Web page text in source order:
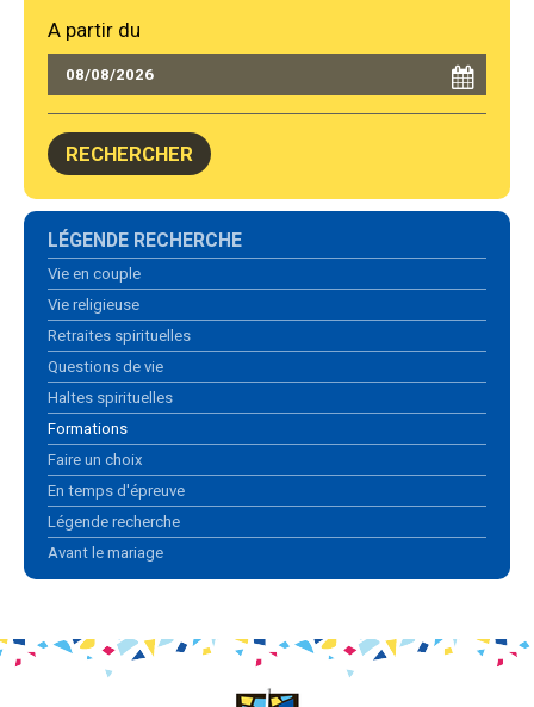
A partir du
Navigation
LÉGENDE RECHERCHE
Vie en couple
Vie religieuse
Retraites spirituelles
Questions de vie
Haltes spirituelles
Formations
Faire un choix
En temps d'épreuve
Légende recherche
Avant le mariage